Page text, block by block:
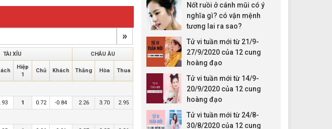
»
TÀI XỈU
CHÂU ÂU
Hiệp
1
Chủ Khách Thắng Hòa Thua
1 0.72 -0.84 2.26 3.70 2.95
Nốt ruồi ở cánh mũi có ý
nghĩa gì? có vận mệnh
tương lai ra sao?
Tử vi tuần mới từ 21/9-
27/9/2020 của 12 cung
hoàng đạo
Tử vi tuần mới từ 14/9-
20/9/2020 của 12 cung
hoàng đạo
Tử vi tuần mới từ 24/8-
30/8/2020 của 12 cung